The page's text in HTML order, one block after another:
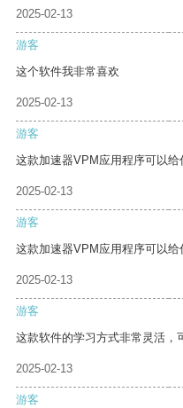
2025-02-13
游客
这个软件我非常喜欢
2025-02-13
游客
这款加速器VPM应用程序可以给
2025-02-13
游客
这款加速器VPM应用程序可以给
2025-02-13
游客
这款软件的学习方式非常灵活，
2025-02-13
游客